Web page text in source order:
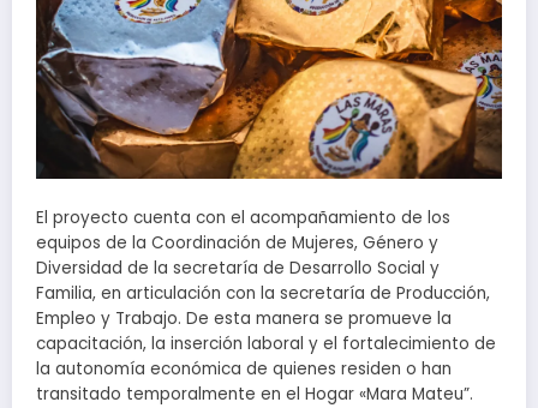
El proyecto cuenta con el acompañamiento de los
equipos de la Coordinación de Mujeres, Género y
Diversidad de la secretaría de Desarrollo Social y
Familia, en articulación con la secretaría de Producción,
Empleo y Trabajo. De esta manera se promueve la
capacitación, la inserción laboral y el fortalecimiento de
la autonomía económica de quienes residen o han
transitado temporalmente en el Hogar «Mara Mateu”.